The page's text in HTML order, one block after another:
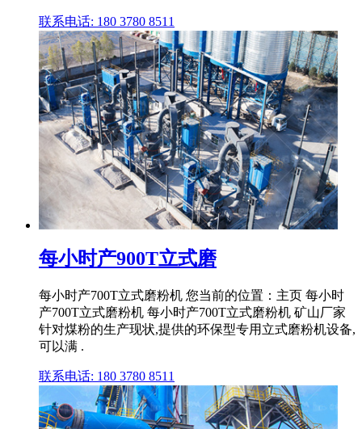
联系电话: 180 3780 8511
每小时产900T立式磨
每小时产700T立式磨粉机 您当前的位置：主页 每小时
产700T立式磨粉机 每小时产700T立式磨粉机 矿山厂家
针对煤粉的生产现状,提供的环保型专用立式磨粉机设备,
可以满 .
联系电话: 180 3780 8511